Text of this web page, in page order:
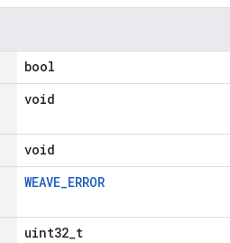
bool
void
void
WEAVE_ERROR
uint32_t